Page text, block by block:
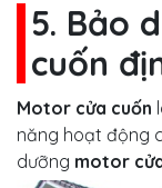
5. Bảo
cuốn
Motor cửa cuốn
năng hoạt động
dưỡng motor